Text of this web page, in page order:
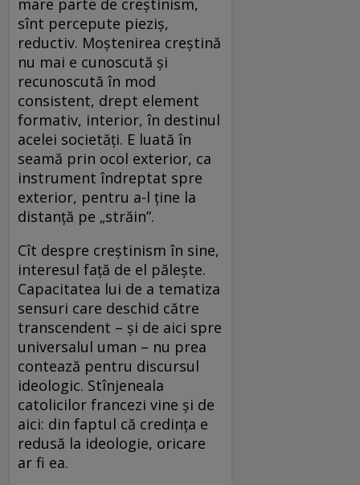
sînt percepute pieziş,
reductiv. Moştenirea creştină
nu mai e cunoscută şi
recunoscută în mod
consistent, drept element
formativ, interior, în destinul
acelei societăţi. E luată în
seamă prin ocol exterior, ca
instrument îndreptat spre
exterior, pentru a-l ţine la
distanţă pe „străin”.
Cît despre creştinism în sine,
interesul faţă de el păleşte.
Capacitatea lui de a tematiza
sensuri care deschid către
transcendent – şi de aici spre
universalul uman – nu prea
contează pentru discursul
ideologic. Stînjeneala
catolicilor francezi vine şi de
aici: din faptul că credinţa e
redusă la ideologie, oricare
ar fi ea.